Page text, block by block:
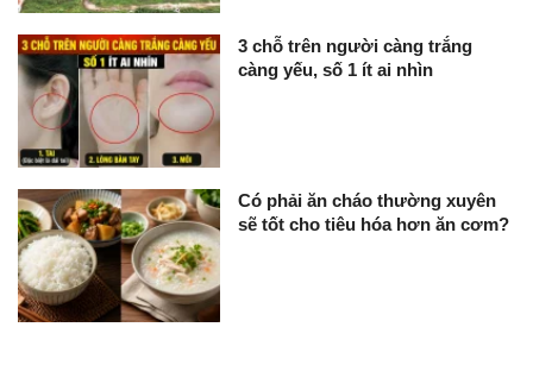
3 chỗ trên người càng trắng
càng yếu, số 1 ít ai nhìn
Có phải ăn cháo thường xuyên
sẽ tốt cho tiêu hóa hơn ăn cơm?